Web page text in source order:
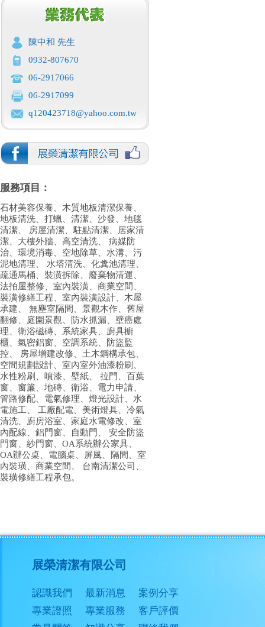
陳中和 先生
0932-807670
06-2917066
06-2917099
q120423718@yahoo.com.tw
服務項目：
石材美容保養、木質地板清潔保養、
地板清洗、打蠟、清潔、沙發、地毯
清潔、 房屋清潔、駐點清潔、居家清
潔、大樓外牆、高空清洗、 病媒防
治、環境消毒、空地除草、水溝、污
泥地清理、 水塔清洗、化糞池清理、
疏通馬桶、裝潢拆除、廢棄物清運、
法拍屋整修、室內裝潢、商業空間、
裝潢修繕工程、室內裝潢設計、木屋
承建、 無塵室隔間、景觀木作、舊屋
翻修、庭園景觀、防水抓漏、壁癌處
理、衛浴磁磚、系統家具、廚具櫥
櫃、氣密鋁窗、空調系統、防盜監
控、 房屋增建改修、土木鋼構承包、
空間規劃設計、室內室外油漆粉刷、
水性粉刷、噴漆、壁紙、 拉門、百葉
窗、窗簾、地磚、衛浴、電力申請、
管路修配、電氣修理、燈光設計、水
電施工、 工廠配電、美術燈具、冷氣
清洗、廚房浴室、家庭水電修改、室
內配線、鋁門窗、自動門、 安全防盜
門窗、紗門窗、OA系統辦公家具、
OA辦公桌、電腦桌、屏風、隔間、室
內裝璜、商業空間、 台南清潔公司、
裝璜修繕工程承包。
展榮清潔有限公司
認識我們 最新消息
案例分享
專業證照
專業服務
客戶評價